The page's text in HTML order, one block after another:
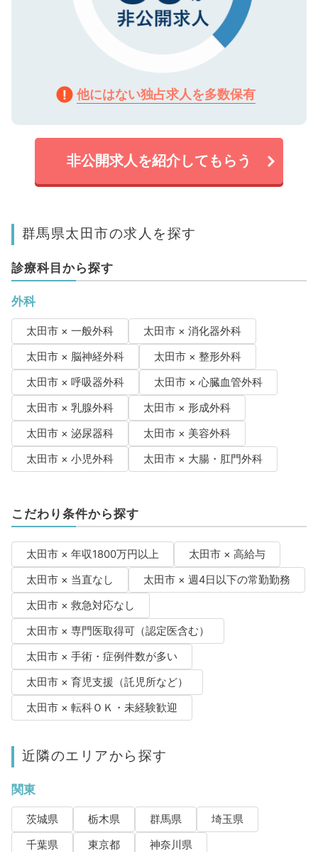
他にはない独占求人を多数保有
非公開求人を紹介してもらう
群馬県太田市の求人を探す
診療科目から探す
外科
太田市 × 一般外科
太田市 × 消化器外科
太田市 × 脳神経外科
太田市 × 整形外科
太田市 × 呼吸器外科
太田市 × 心臓血管外科
太田市 × 乳腺外科
太田市 × 形成外科
太田市 × 泌尿器科
太田市 × 美容外科
太田市 × 小児外科
太田市 × 大腸・肛門外科
こだわり条件から探す
太田市 × 年収1800万円以上
太田市 × 高給与
太田市 × 当直なし
太田市 × 週4日以下の常勤勤務
太田市 × 救急対応なし
太田市 × 専門医取得可（認定医含む）
太田市 × 手術・症例件数が多い
太田市 × 育児支援（託児所など）
太田市 × 転科ＯＫ・未経験歓迎
近隣のエリアから探す
関東
茨城県 栃木県 群馬県
埼玉県
千葉県
東京都 神奈川県